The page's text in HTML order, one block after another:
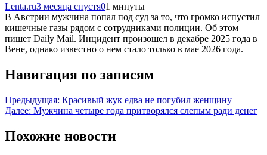
Lenta.ru3 месяца спустя01 минуты
В Австрии мужчина попал под суд за то, что громко испустил
кишечные газы рядом с сотрудниками полиции. Об этом
пишет Daily Mail. Инцидент произошел в декабре 2025 года в
Вене, однако известно о нем стало только в мае 2026 года.
Навигация по записям
Предыдущая: Красивый жук едва не погубил женщину
Далее: Мужчина четыре года притворялся слепым ради денег
Похожие новости